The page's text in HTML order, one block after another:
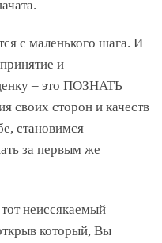
с маленького шага. И
и
– это ПОЗНАТЬ
своих сторон и качеств
становимся
за первым же
неиссякаемый
который, Вы